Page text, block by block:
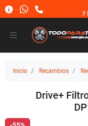
y
Inicio Recambios
Drive+